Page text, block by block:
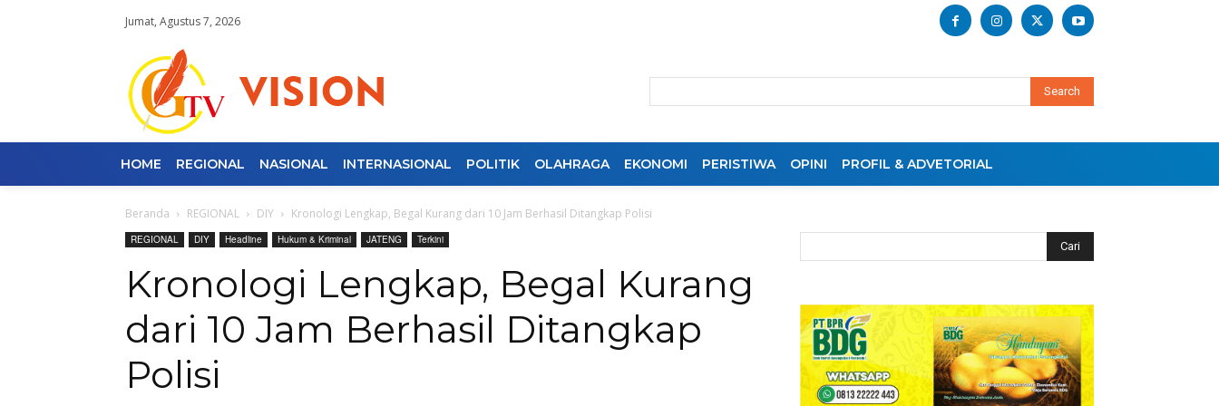
Jumat, Agustus 7, 2026
Search
HOME REGIONAL NASIONAL INTERNASIONAL POLITIK OLAHRAGA EKONOMI PERISTIWA OPINI PROFIL & ADVETORIAL
Beranda REGIONAL DIY Kronologi Lengkap, Begal Kurang dari 10 Jam Berhasil Ditangkap Polisi
REGIONAL DIY Headline Hukum & Kriminal JATENG Terkini
Kronologi Lengkap, Begal Kurang
dari 10 Jam Berhasil Ditangkap
Polisi